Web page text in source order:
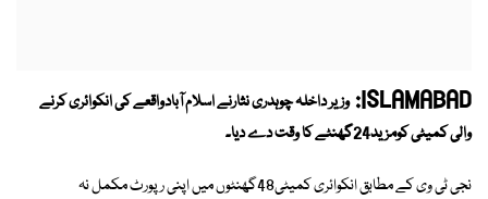
ISLAMABAD: وزیر داخلہ چوہدری نثارنے اسلام آبادواقعے کی انکوائری کرنے
والی کمیٹی کومزید24گھنٹے کا وقت دے دیا۔
نجی ٹی وی کے مطابق انکوائری کمیٹی48گھنٹوں میں اپنی رپورٹ مکمل نہ